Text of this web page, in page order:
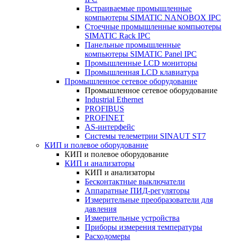
Встраиваемые промышленные
компьютеры SIMATIC NANOBOX IPC
Стоечные промышленные компьютеры
SIMATIC Rack IPC
Панельные промышленные
компьютеры SIMATIC Panel IPC
Промышленные LCD мониторы
Промышленная LCD клавиатура
Промышленное сетевое оборудование
Промышленное сетевое оборудование
Industrial Ethernet
PROFIBUS
PROFINET
AS-интерфейс
Системы телеметрии SINAUT ST7
КИП и полевое оборудование
КИП и полевое оборудование
КИП и анализаторы
КИП и анализаторы
Бесконтактные выключатели
Аппаратные ПИД-регуляторы
Измерительные преобразователи для
давления
Измерительные устройства
Приборы измерения температуры
Расходомеры